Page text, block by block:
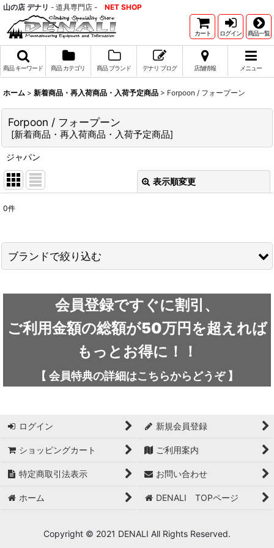
山の店 デナリ - 道具専門店 - NET SHOP
カート ログイン 商品一覧
商品 キーワード 商品 カテゴリ 商品 ブランド デナリ ブログ 店舗情報 メニュー
ホーム > 新着商品・再入荷商品・入荷予定商品 > Forpoon / フォープーン
Forpoon / フォープーン
[新着商品・再入荷商品・入荷予定商品]
ジャパン
表示順変更
並び順
0件
ブランドで絞り込む
outdoor element / アウトドアエレメント
AKLIMA / アクリマ
adidas / アディダス
adidas FIVE TEN / アディダス ファイブテン
Atlas / アトラス
ARAI TENT(RIPEN) / アライテント(ライペン)
会員登録ですぐに割引、
ご利用金額の総額が50万円を超えれば
もっとお得に！！
【 会員特典の詳細はこちらから どうぞ】
ログイン 新規会員登録
ショッピングカート ご利用案内
特定商取引法表示 お問い合わせ
ホーム DENALI TOPページ
Copyright © 2021 DENALI All Rights Reserved.